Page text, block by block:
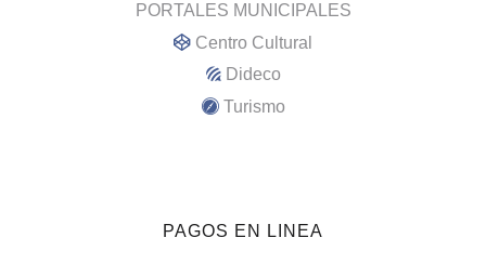
PORTALES MUNICIPALES
Centro Cultural
Dideco
Turismo
PAGOS EN LINEA